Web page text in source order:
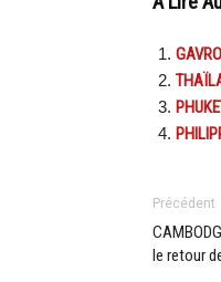
Précédent
le retour